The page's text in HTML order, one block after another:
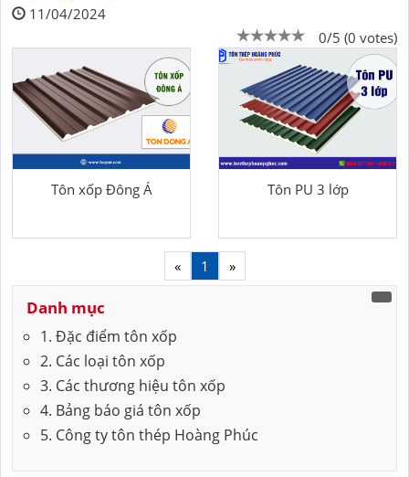
11/04/2024
0/5 (0 votes)
Tôn xốp Đông Á Tôn PU 3 lớp
« 1 »
Danh mục
1. Đặc điểm tôn xốp
2. Các loại tôn xốp
3. Các thương hiệu tôn xốp
4. Bảng báo giá tôn xốp
5. Công ty tôn thép Hoàng Phúc